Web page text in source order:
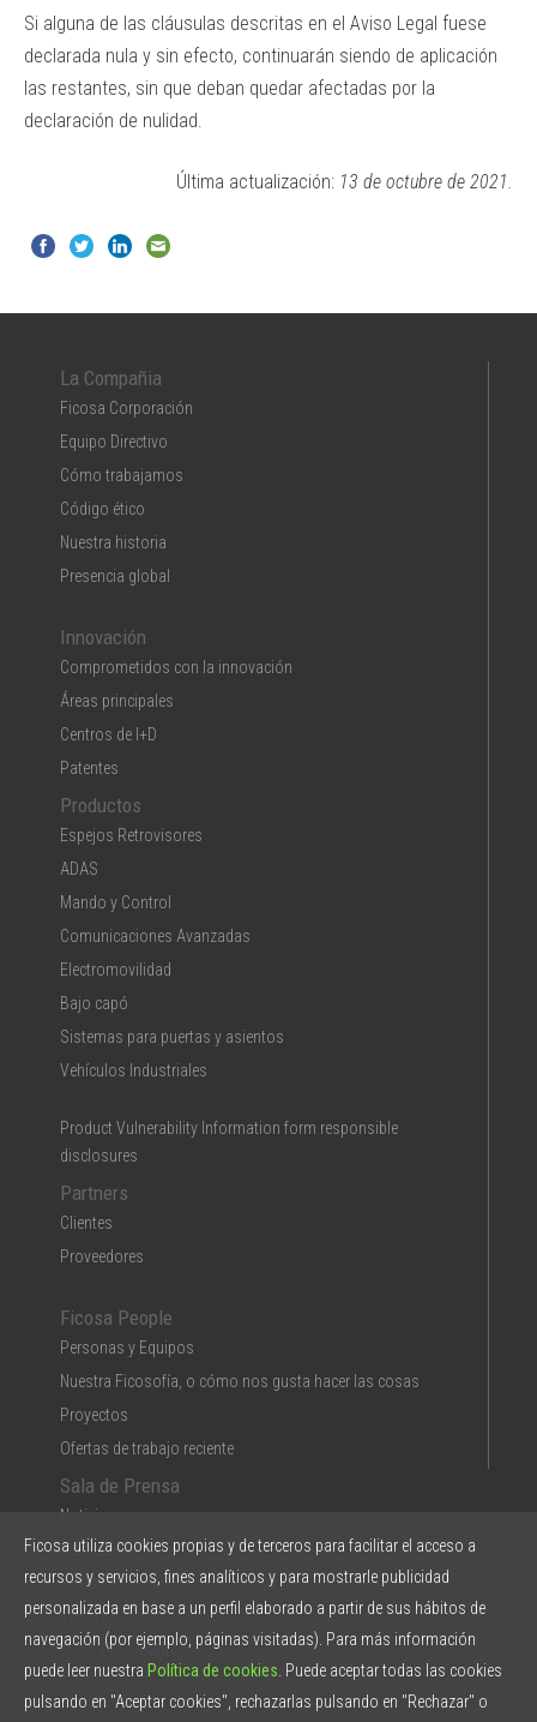
Si alguna de las cláusulas descritas en el Aviso Legal fuese
declarada nula y sin efecto, continuarán siendo de aplicación
las restantes, sin que deban quedar afectadas por la
declaración de nulidad.
Última actualización: 13 de octubre de 2021.
La Compañia
Ficosa Corporación
Equipo Directivo
Cómo trabajamos
Código ético
Nuestra historia
Presencia global
Innovación
Comprometidos con la innovación
Áreas principales
Centros de I+D
Patentes
Productos
Espejos Retrovisores
ADAS
Mando y Control
Comunicaciones Avanzadas
Electromovilidad
Bajo capó
Sistemas para puertas y asientos
Vehículos Industriales
Product Vulnerability Information form responsible
disclosures
Partners
Clientes
Proveedores
Ficosa People
Personas y Equipos
Nuestra Ficosofía, o cómo nos gusta hacer las cosas
Proyectos
Ofertas de trabajo reciente
Sala de Prensa
Noticias
Multimedia
Ficosa en la Prensa
Press Kit & Informes
Ficosa en 5 puntos
Ficosa utiliza cookies propias y de terceros para facilitar el acceso a
recursos y servicios, fines analíticos y para mostrarle publicidad
personalizada en base a un perfil elaborado a partir de sus hábitos de
navegación (por ejemplo, páginas visitadas). Para más información
puede leer nuestra Política de cookies . Puede aceptar todas las cookies
pulsando en "Aceptar cookies", rechazarlas pulsando en "Rechazar" o